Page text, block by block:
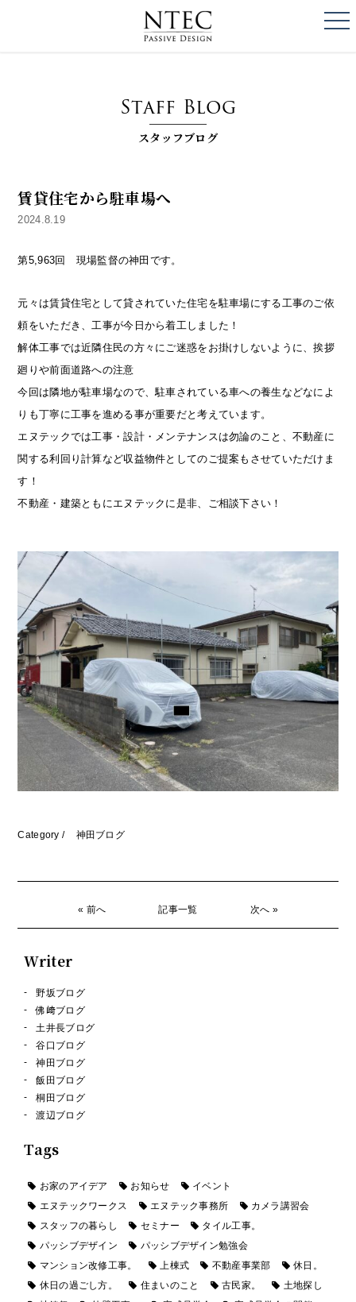
Staff Blog
スタッフブログ
賃貸住宅から駐車場へ
2024.8.19
第5,963回 現場監督の神田です。
元々は賃貸住宅として貸されていた住宅を駐車場にする工事のご依
頼をいただき、工事が今日から着工しました！
解体工事では近隣住民の方々にご迷惑をお掛けしないように、挨拶
廻りや前面道路への注意
今回は隣地が駐車場なので、駐車されている車への養生などなによ
りも丁寧に工事を進める事が重要だと考えています。
エヌテックでは工事・設計・メンテナンスは勿論のこと、不動産に
関する利回り計算など収益物件としてのご提案もさせていただけま
す！
不動産・建築ともにエヌテックに是非、ご相談下さい！
Category / 神田ブログ
« 前へ 記事一覧 次へ »
Writer
野坂ブログ
佛﨑ブログ
土井長ブログ
谷口ブログ
神田ブログ
飯田ブログ
桐田ブログ
渡辺ブログ
Tags
お家のアイデア お知らせ
イベント
エヌテックワークス
エヌテック事務所
カメラ講習会
スタッフの暮らし
セミナー
タイル工事。
パッシブデザイン
パッシブデザイン勉強会
マンション改修工事。
上棟式 不動産事業部
休日。
休日の過ごし方。
住まいのこと 古民家。
土地探し